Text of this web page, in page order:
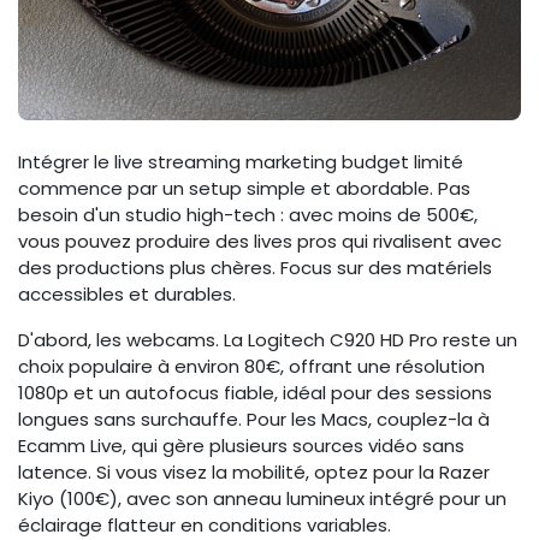
Intégrer le live streaming marketing budget limité
commence par un setup simple et abordable. Pas
besoin d'un studio high-tech : avec moins de 500€,
vous pouvez produire des lives pros qui rivalisent avec
des productions plus chères. Focus sur des matériels
accessibles et durables.
D'abord, les webcams. La Logitech C920 HD Pro reste un
choix populaire à environ 80€, offrant une résolution
1080p et un autofocus fiable, idéal pour des sessions
longues sans surchauffe. Pour les Macs, couplez-la à
Ecamm Live, qui gère plusieurs sources vidéo sans
latence. Si vous visez la mobilité, optez pour la Razer
Kiyo (100€), avec son anneau lumineux intégré pour un
éclairage flatteur en conditions variables.